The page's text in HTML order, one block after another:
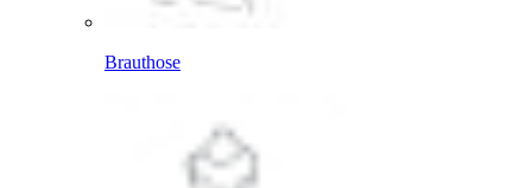
Brauthose